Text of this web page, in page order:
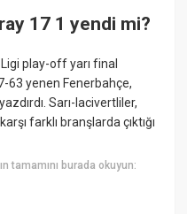
17 1 yendi mi?
play-off yarı final
63 yenen Fenerbahçe,
Sarı-lacivertliler,
farklı branşlarda çıktığı
tamamını burada okuyun: